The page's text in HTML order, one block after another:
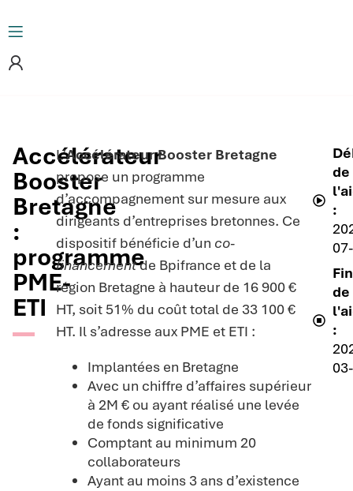
Accélérateur
Booster
Bretagne
:
programme
PME-
ETI
L’Accélérateur Booster Bretagne
propose un programme
d’accompagnement sur mesure aux
dirigeants d’entreprises bretonnes. Ce
dispositif bénéficie d’un co-
financementde Bpifrance et de la
région Bretagne à hauteur de 16 900 €
HT, soit 51% du coût total de 33 100 €
HT. Il s’adresse aux PME et ETI :
Implantées en Bretagne
Avec un chiffre d’affaires supérieur
à 2M € ou ayant réalisé une levée
de fonds significative
Comptant au minimum 20
collaborateurs
Ayant au moins 3 ans d’existence
de
:
Fin
de
: